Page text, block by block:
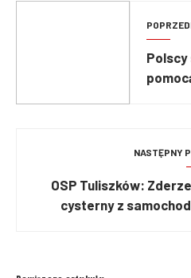
NASTĘPNY
OSP Tuliszków:
cysterny z